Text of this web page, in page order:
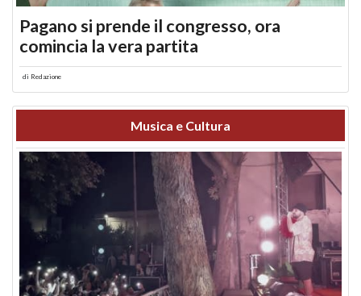
Pagano si prende il congresso, ora
comincia la vera partita
di Redazione
Musica e Cultura